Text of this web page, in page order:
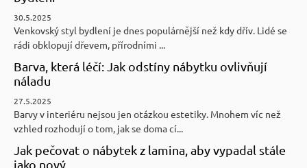
30.5.2025
Venkovský styl bydlení je dnes populárnější než kdy dřív. Lidé se
rádi obklopují dřevem, přírodními ...
Barva, která léčí: Jak odstíny nábytku ovlivňují
náladu
27.5.2025
Barvy v interiéru nejsou jen otázkou estetiky. Mnohem víc než
vzhled rozhodují o tom, jak se doma cí...
Jak pečovat o nábytek z lamina, aby vypadal stále
jako nový